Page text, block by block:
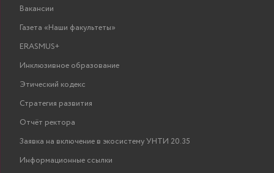
Вакансии
Газета «Наши факультеты»
ERASMUS+
Инклюзивное образование
Этический кодекс
Стратегия развития
Отчёт ректора
Заявка на включение в экосистему УНТИ 20.35
Информационные ссылки